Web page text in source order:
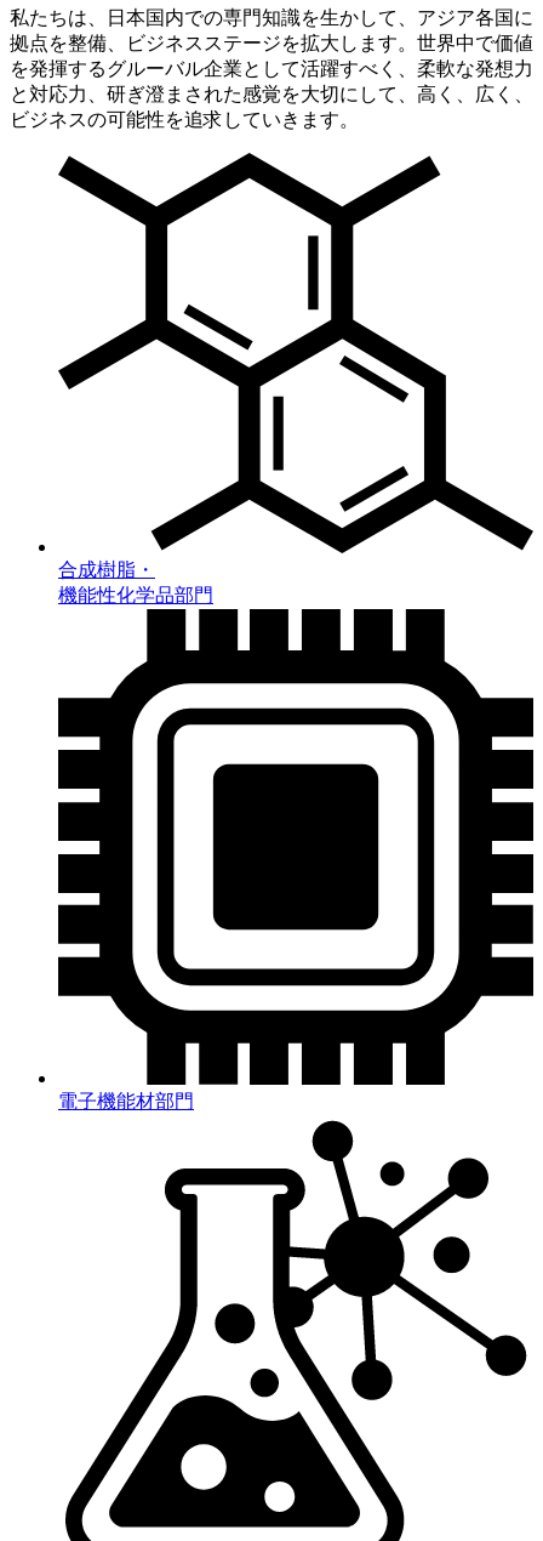
私たちは、日本国内での専門知識を生かして、アジア各国に
拠点を整備、ビジネスステージを拡大します。世界中で価値
を発揮するグルーバル企業として活躍すべく、柔軟な発想力
と対応力、研ぎ澄まされた感覚を大切にして、高く、広く、
ビジネスの可能性を追求していきます。
合成樹脂・
機能性化学品部門
電子機能材部門